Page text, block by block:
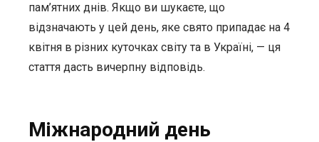
пам’ятних днів. Якщо ви шукаєте, що
відзначають у цей день, яке свято припадає на 4
квітня в різних куточках світу та в Україні, — ця
стаття дасть вичерпну відповідь.
Міжнародний день